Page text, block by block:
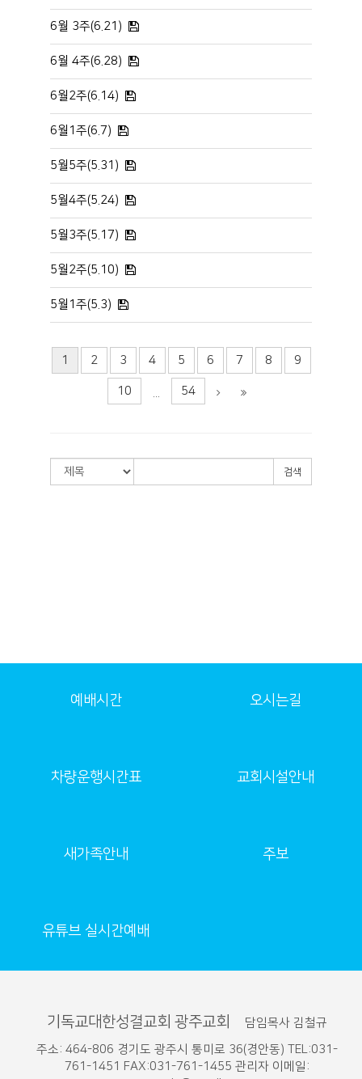
6월 3주(6.21)
6월 4주(6.28)
6월2주(6.14)
6월1주(6.7)
5월5주(5.31)
5월4주(5.24)
5월3주(5.17)
5월2주(5.10)
5월1주(5.3)
1 2 3 4 5 6 7 8 9
10 54
검색
예배시간 오시는길
차량운행시간표 교회시설안내
새가족안내 주보
유튜브 실시간예배
기독교대한성결교회 광주교회
담임목사 김철규
주소: 464-806 경기도 광주시 통미로 36(경안동) TEL:031-
761-1451 FAX:031-761-1455 관리자 이메일: